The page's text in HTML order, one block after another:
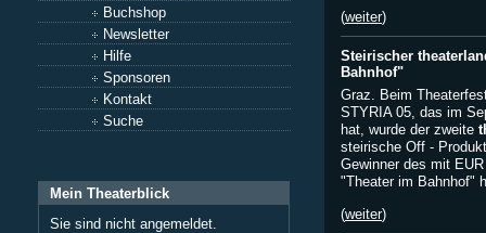
Buchshop
Newsletter
Hilfe
Sponsoren
Kontakt
Suche
Mein Theaterblick
Sie sind nicht angemeldet.
(weiter)
Steirischer
Bahnhof"
Graz. Beim
STYRIA 05, das im
hat, wurde der zweite
steirische Off -
Gewinner des mit
"Theater im Bahnhof"
(weiter)